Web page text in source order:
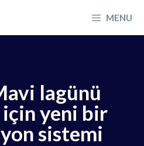
MENU
lagünü
yeni bir
sistemi